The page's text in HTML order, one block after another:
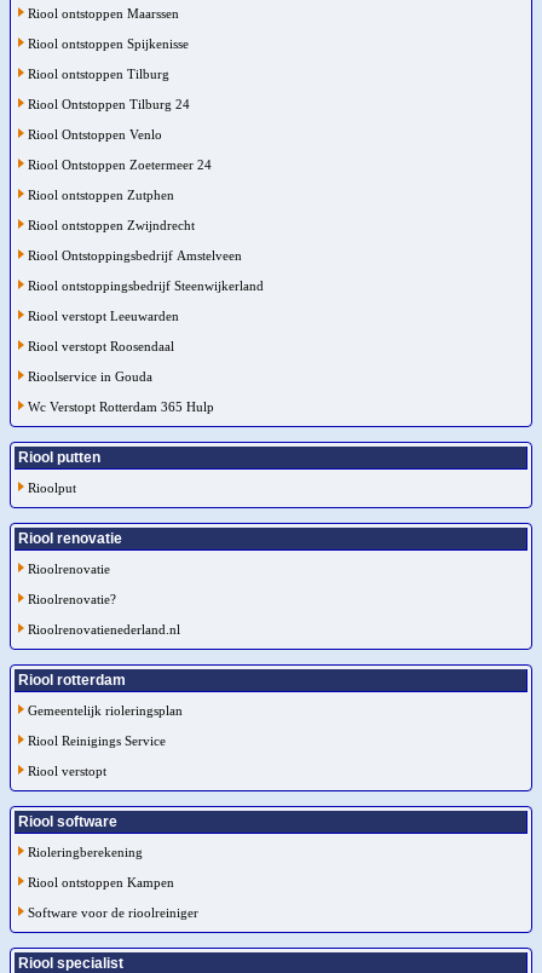
Riool ontstoppen Maarssen
Riool ontstoppen Spijkenisse
Riool ontstoppen Tilburg
Riool Ontstoppen Tilburg 24
Riool Ontstoppen Venlo
Riool Ontstoppen Zoetermeer 24
Riool ontstoppen Zutphen
Riool ontstoppen Zwijndrecht
Riool Ontstoppingsbedrijf Amstelveen
Riool ontstoppingsbedrijf Steenwijkerland
Riool verstopt Leeuwarden
Riool verstopt Roosendaal
Rioolservice in Gouda
Wc Verstopt Rotterdam 365 Hulp
Riool putten
Rioolput
Riool renovatie
Rioolrenovatie
Rioolrenovatie?
Rioolrenovatienederland.nl
Riool rotterdam
Gemeentelijk rioleringsplan
Riool Reinigings Service
Riool verstopt
Riool software
Rioleringberekening
Riool ontstoppen Kampen
Software voor de rioolreiniger
Riool specialist